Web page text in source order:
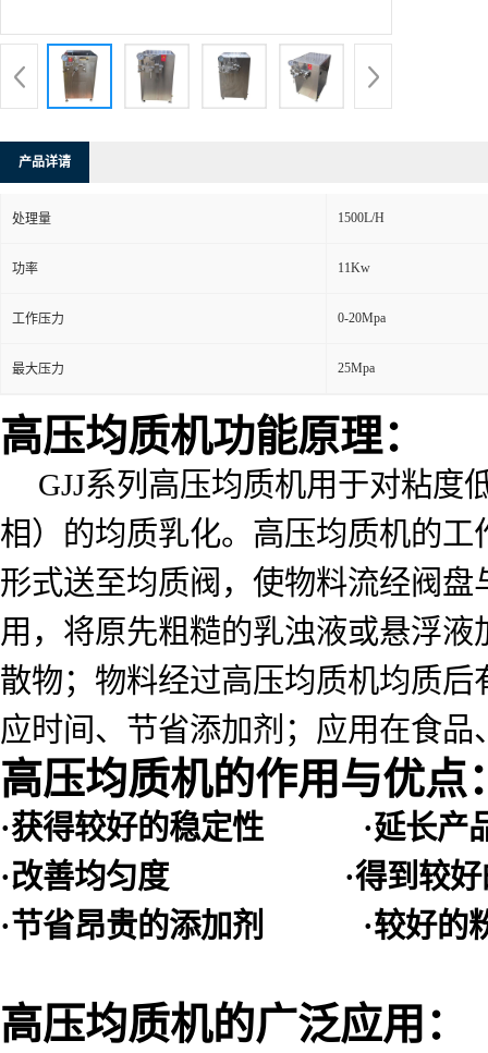
产品详请
处理量 1500L/H
功率 11Kw
工作压力 0-20Mpa
最大压力 25Mpa
高压均质机功能原理：
GJJ系列高压均质机用于对粘
相）的均质乳化。高压均质机的
形式送至均质阀，使物料流经阀
用，将原先粗糙的乳浊液或悬浮
散物；物料经过高压均质机均质
应时间、节省添加剂；应用在食
高压均质机的作用与优点
·获得较好的稳定性 ·延长产
·改善均匀度 ·得到较好的
·节省昂贵的添加剂 ·较好的
高压均质机的广泛应用：